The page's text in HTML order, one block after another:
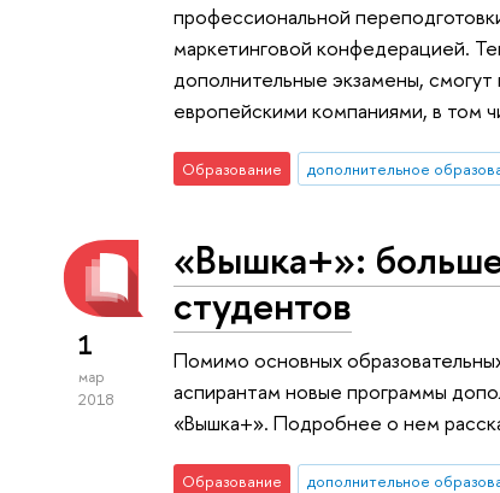
профессиональной
маркетинговой конфедерацией.
дополнительные экзамены,
европейскими компаниями, в том
Образование дополнительное
1
мар
2018
«Вышка+»:
студентов
Помимо основных
аспирантам новые программы
«Вышка+». Подробнее о нем
Образование дополнительное